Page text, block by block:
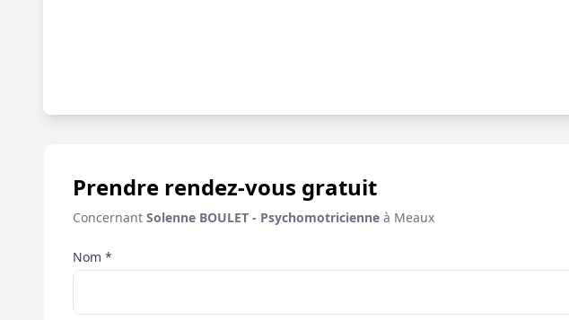
Prendre rendez-vous gratuit
Concernant Solenne BOULET - Psychomotricienne à Meaux
Nom *